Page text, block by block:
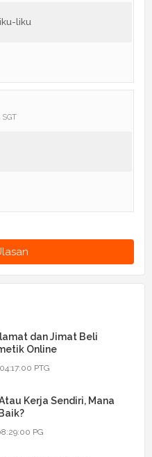
liku
dan Jimat Beli
Online
PTG
Kerja Sendiri, Mana
PG